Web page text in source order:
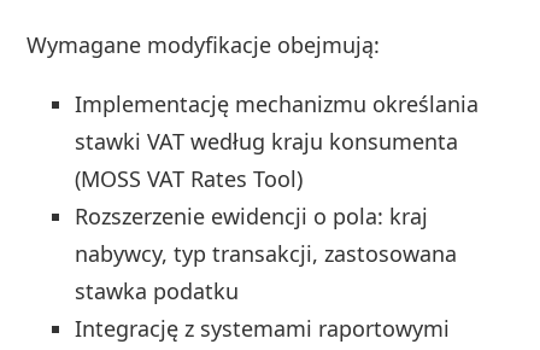
Wymagane modyfikacje obejmują:
Implementację mechanizmu określania
stawki VAT według kraju konsumenta
(MOSS VAT Rates Tool)
Rozszerzenie ewidencji o pola: kraj
nabywcy, typ transakcji, zastosowana
stawka podatku
Integrację z systemami raportowymi